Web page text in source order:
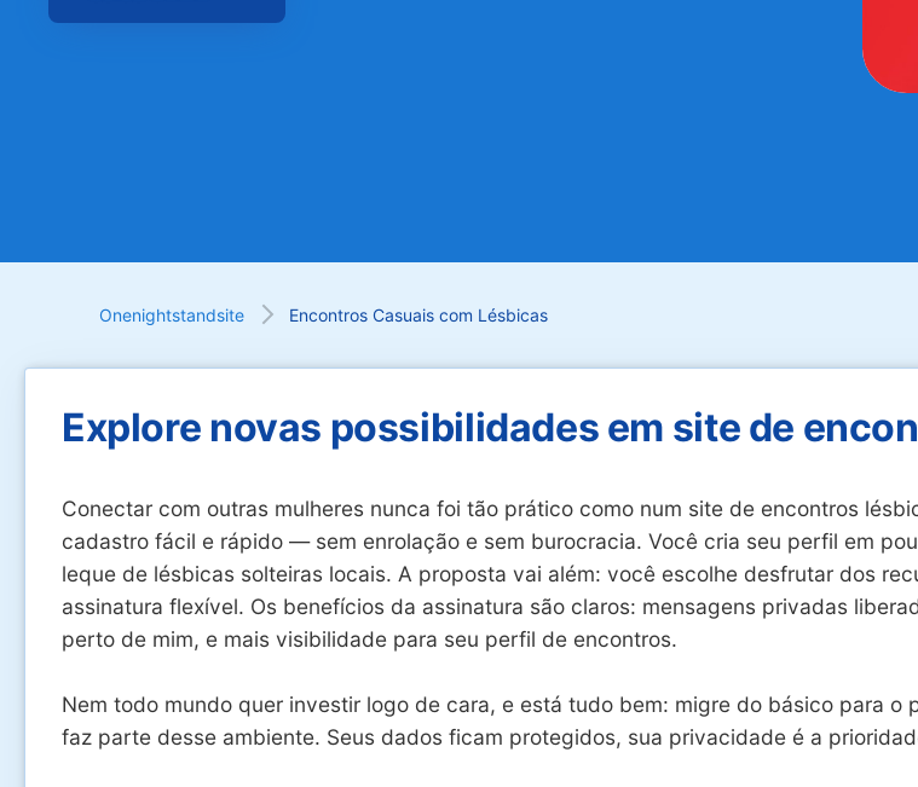
Onenightstandsite Encontros Casuais com Lésbicas
Explore novas possibilidades em site de
Conectar com outras mulheres nunca foi tão prático como num site de encontros
cadastro fácil e rápido — sem enrolação e sem burocracia. Você cria seu perfil em
leque de lésbicas solteiras locais. A proposta vai além: você escolhe desfrutar dos
assinatura flexível. Os benefícios da assinatura são claros: mensagens privadas
perto de mim, e mais visibilidade para seu perfil de encontros.
Nem todo mundo quer investir logo de cara, e está tudo bem: migre do básico para
faz parte desse ambiente. Seus dados ficam protegidos, sua privacidade é a